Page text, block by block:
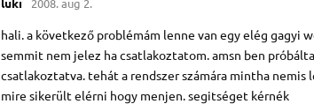
hali. a következő problémám lenne van egy elég gagyi
semmit nem jelez ha csatlakoztatom. amsn ben
csatlakoztatva. tehát a rendszer számára mintha
mire sikerült elérni hogy menjen. segitséget kérnék